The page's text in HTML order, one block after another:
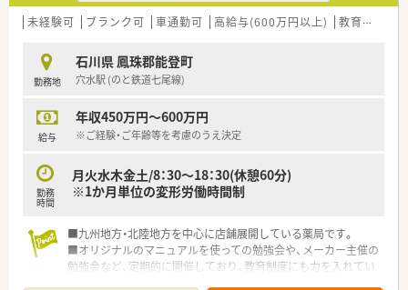
未経験可 ブランク可 車通勤可 高給与(600万円以上) 教育制度あり
勤務地
石川県 鳳珠郡能登町
穴水駅 (のと鉄道七尾線)
給与
年収450万円～600万円
※ご経験・ご年齢等を考慮のうえ決定
勤務
時間
月火水木金土/8：30～18：30(休憩60分)
※1か月単位の変形労働時間制
■九州地方・北陸地方を中心に店舗展開している薬局です。
■オリジナルのマニュアルを使っての勉強会や、メーカー主催の
勉強会など、定期的に開催しており、教育制度にも力を入れてい